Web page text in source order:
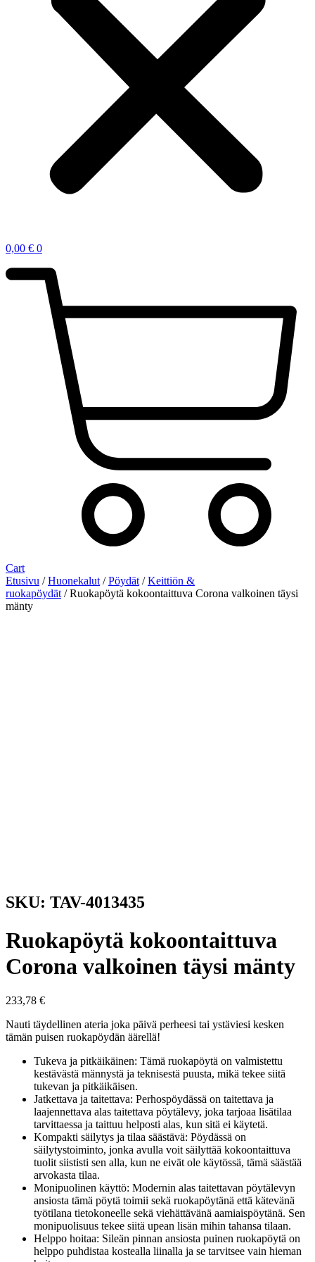
0,00 € 0
Cart
Etusivu /Huonekalut /Pöydät /Keittiön &
ruokapöydät / Ruokapöytä kokoontaittuva Corona valkoinen täysi
mänty
SKU: TAV-4013435
Ruokapöytä kokoontaittuva
Corona valkoinen täysi mänty
233,78 €
Nauti täydellinen ateria joka päivä perheesi tai ystäviesi kesken
tämän puisen ruokapöydän äärellä!
Tukeva ja pitkäikäinen: Tämä ruokapöytä on valmistettu
kestävästä männystä ja teknisestä puusta, mikä tekee siitä
tukevan ja pitkäikäisen.
Jatkettava ja taitettava: Perhospöydässä on taitettava ja
laajennettava alas taitettava pöytälevy, joka tarjoaa lisätilaa
tarvittaessa ja taittuu helposti alas, kun sitä ei käytetä.
Kompakti säilytys ja tilaa säästävä: Pöydässä on
säilytystoiminto, jonka avulla voit säilyttää kokoontaittuva
tuolit siististi sen alla, kun ne eivät ole käytössä, tämä säästää
arvokasta tilaa.
Monipuolinen käyttö: Modernin alas taitettavan pöytälevyn
ansiosta tämä pöytä toimii sekä ruokapöytänä että kätevänä
työtilana tietokoneelle sekä viehättävänä aamiaispöytänä. Sen
monipuolisuus tekee siitä upean lisän mihin tahansa tilaan.
Helppo hoitaa: Sileän pinnan ansiosta puinen ruokapöytä on
helppo puhdistaa kostealla liinalla ja se tarvitsee vain hieman